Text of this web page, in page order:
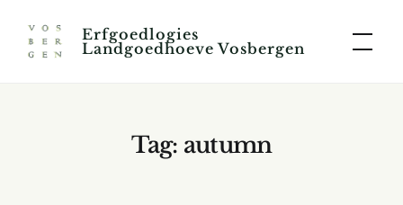
content
Erfgoedlogies
Landgoedhoeve Vosbergen
Tag: autumn